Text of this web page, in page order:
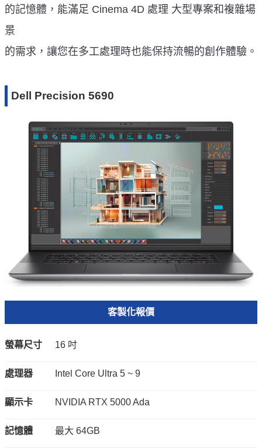
的記憶體，能滿足 Cinema 4D 處理 大型專案和複雜場
景
的需求，讓您在多工處理時也能保持流暢的創作體驗。
Dell Precision 5690
客製化報價
螢幕尺寸 16 吋
處理器 Intel Core Ultra 5 ~ 9
顯示卡 NVIDIA RTX 5000 Ada
記憶體 最大 64GB